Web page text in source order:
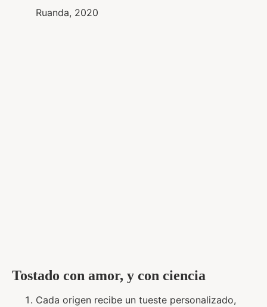
Ruanda, 2020
Tostado con amor, y con ciencia
Cada origen recibe un tueste personalizado,